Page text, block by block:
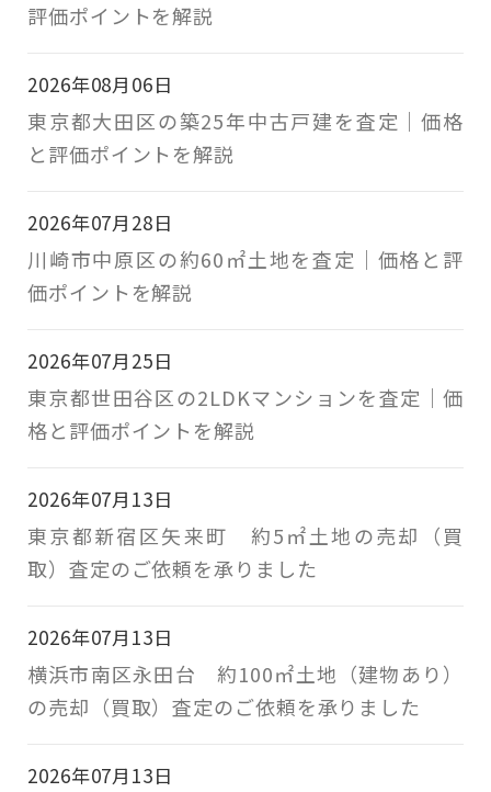
評価ポイントを解説
2026年08月06日
東京都大田区の築25年中古戸建を査定｜価格
と評価ポイントを解説
2026年07月28日
川崎市中原区の約60㎡土地を査定｜価格と評
価ポイントを解説
2026年07月25日
東京都世田谷区の2LDKマンションを査定｜価
格と評価ポイントを解説
2026年07月13日
東京都新宿区矢来町 約5㎡土地の売却（買
取）査定のご依頼を承りました
2026年07月13日
横浜市南区永田台 約100㎡土地（建物あり）
の売却（買取）査定のご依頼を承りました
2026年07月13日